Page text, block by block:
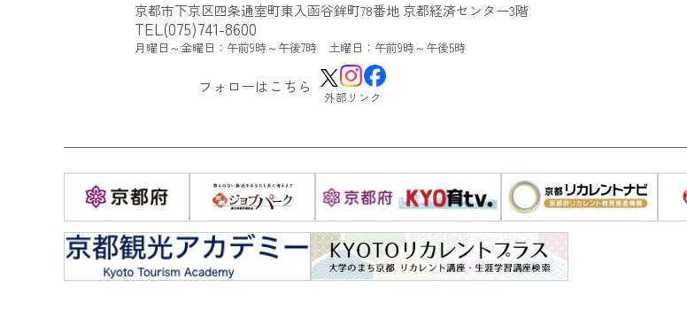
京都市下京区四条通室町東入函谷鉾町78番地 京都経済センター3階
TEL(075)741-8600
月曜日～金曜日：午前9時～午後7時 土曜日：午前9時～午後5時
フォローはこちら
外部リンク